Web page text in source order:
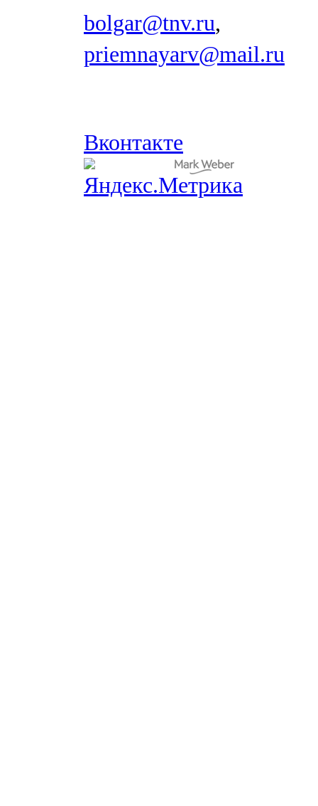
bolgar@tnv.ru,
priemnayarv@mail.ru
Вконтакте